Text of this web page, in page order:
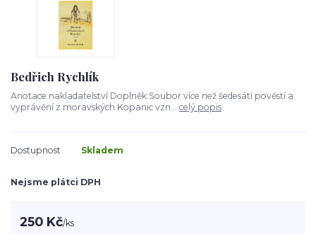
Bedřich Rychlík
Anotace nakladatelství Doplněk:Soubor více než šedesáti pověstí a
vyprávění z moravských Kopanic vzn... celý popis
Dostupnost Skladem
Nejsme plátci DPH
250 Kč/ks